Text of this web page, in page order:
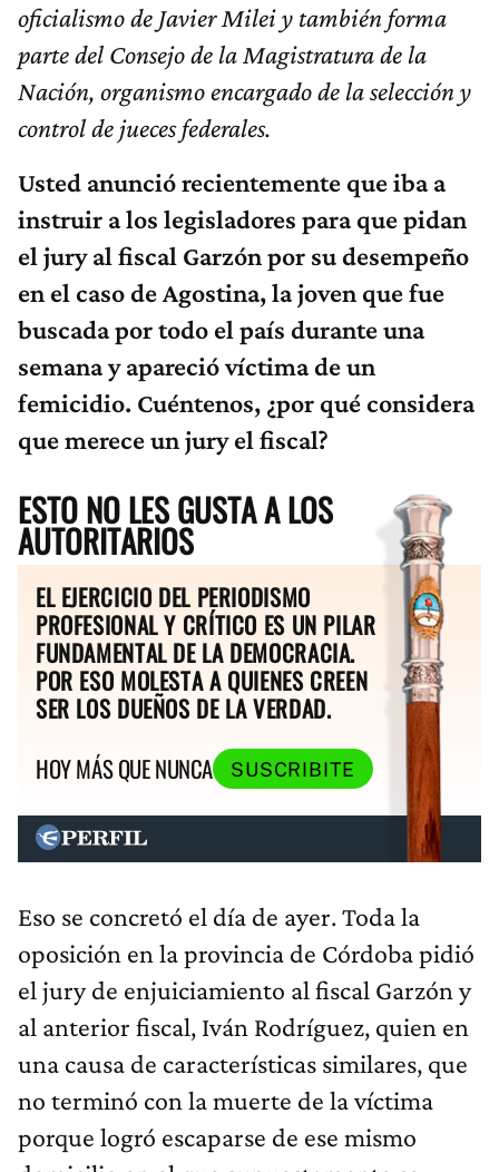
oficialismo de Javier Milei y también forma
parte del Consejo de la Magistratura de la
Nación, organismo encargado de la selección y
control de jueces federales.
Usted anunció recientemente que iba a
instruir a los legisladores para que pidan
el jury al fiscal Garzón por su desempeño
en el caso de Agostina, la joven que fue
buscada por todo el país durante una
semana y apareció víctima de un
femicidio. Cuéntenos, ¿por qué considera
que merece un jury el fiscal?
ESTO NO LES GUSTA A LOS
AUTORITARIOS
EL EJERCICIO DEL PERIODISMO
PROFESIONAL Y CRÍTICO ES UN PILAR
FUNDAMENTAL DE LA DEMOCRACIA.
POR ESO MOLESTA A QUIENES CREEN
SER LOS DUEÑOS DE LA VERDAD.
HOY MÁS QUE NUNCA
SUSCRIBITE
Eso se concretó el día de ayer. Toda la
oposición en la provincia de Córdoba pidió
el jury de enjuiciamiento al fiscal Garzón y
al anterior fiscal, Iván Rodríguez, quien en
una causa de características similares, que
no terminó con la muerte de la víctima
porque logró escaparse de ese mismo